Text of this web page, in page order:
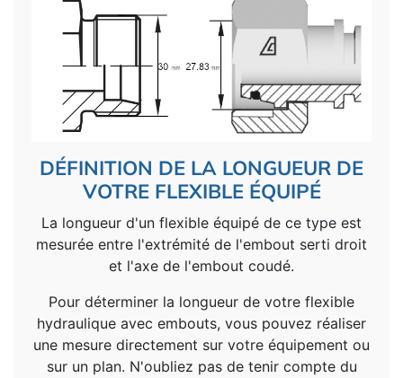
DÉFINITION DE LA LONGUEUR DE
VOTRE FLEXIBLE ÉQUIPÉ
La longueur d'un flexible équipé de ce type est
mesurée entre l'extrémité de l'embout serti droit
et l'axe de l'embout coudé.
Pour déterminer la longueur de votre flexible
hydraulique avec embouts, vous pouvez réaliser
une mesure directement sur votre équipement ou
sur un plan. N'oubliez pas de tenir compte du